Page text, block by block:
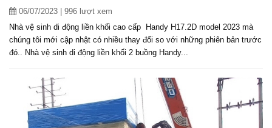
06/07/2023 | 996 lượt xem
Nhà vệ sinh di động liền khối cao cấp Handy H17.2D model 2023 mà
chúng tôi mới cập nhật có nhiều thay đổi so với những phiên bản trước
đó.. Nhà vệ sinh di động liền khối 2 buồng Handy...